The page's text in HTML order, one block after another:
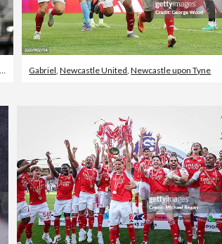
West Ham FC
Gabriel ,Newcastle United ,Newcastle upon Tyne